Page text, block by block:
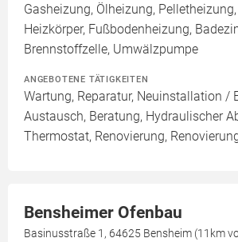
Gasheizung, Ölheizung, Pelletheizung,
Heizkörper, Fußbodenheizung,
Brennstoffzelle, Umwälzpumpe
ANGEBOTENE TÄTIGKEITEN
Wartung, Reparatur, Neuinstallation /
Austausch, Beratung, Hydraulischer
Thermostat, Renovierung,
Bensheimer Ofenbau
Basinusstraße 1, 64625 Bensheim (11km